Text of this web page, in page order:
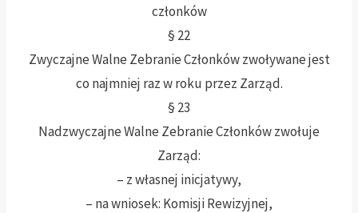
członków
§ 22
Zwyczajne Walne Zebranie Członków zwoływane jest
co najmniej raz w roku przez Zarząd.
§ 23
Nadzwyczajne Walne Zebranie Członków zwołuje
Zarząd:
– z własnej inicjatywy,
– na wniosek: Komisji Rewizyjnej,